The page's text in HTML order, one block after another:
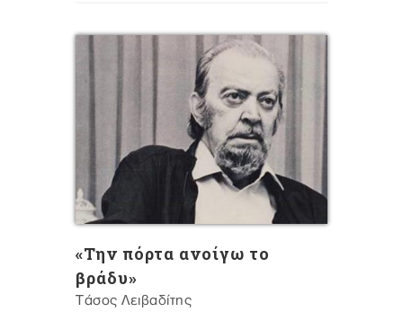
«Την πόρτα ανοίγω το
βράδυ»
Tάσος Λειβαδίτης